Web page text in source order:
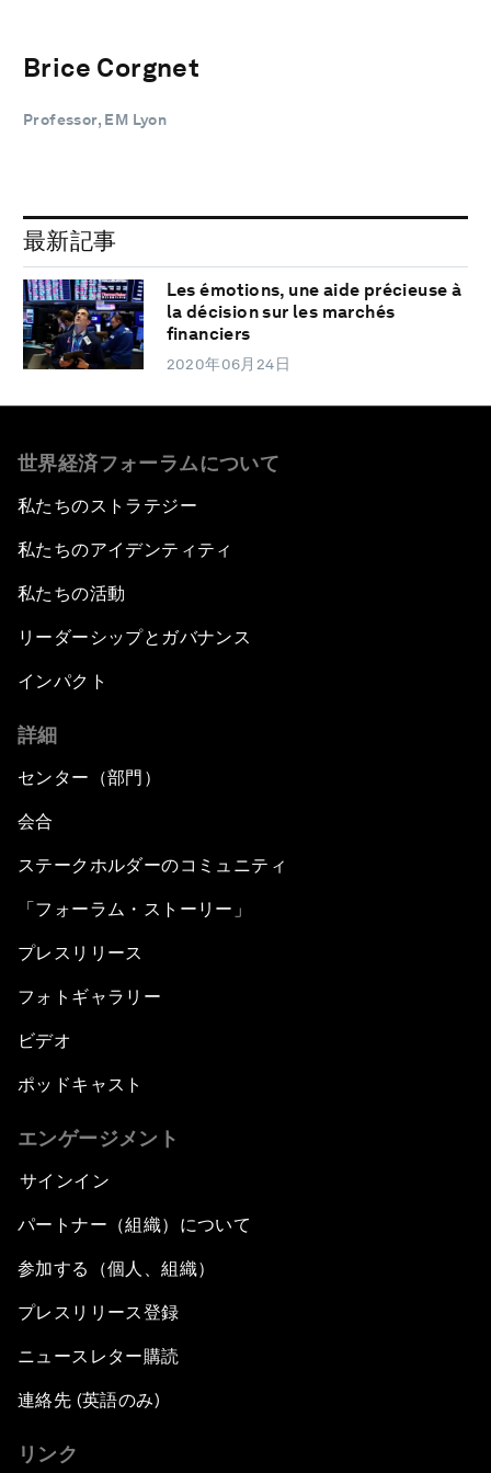
Brice Corgnet
Professor, EM Lyon
最新記事
Les émotions, une aide précieuse à
la décision sur les marchés
financiers
2020年06月24日
世界経済フォーラムについて
私たちのストラテジー
私たちのアイデンティティ
私たちの活動
リーダーシップとガバナンス
インパクト
詳細
センター（部門）
会合
ステークホルダーのコミュニティ
「フォーラム・ストーリー」
プレスリリース
フォトギャラリー
ビデオ
ポッドキャスト
エンゲージメント
サインイン
パートナー（組織）について
参加する（個人、組織）
プレスリリース登録
ニュースレター購読
連絡先 (英語のみ)
リンク